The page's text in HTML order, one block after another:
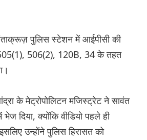
पुलिस स्टेशन में आईपीसी की
506(2), 120B, 34 के तहत
के मेट्रोपोलिटन मजिस्ट्रेट ने सावंत
भेज दिया, क्योंकि वीडियो पहले ही
उन्होंने पुलिस हिरासत को